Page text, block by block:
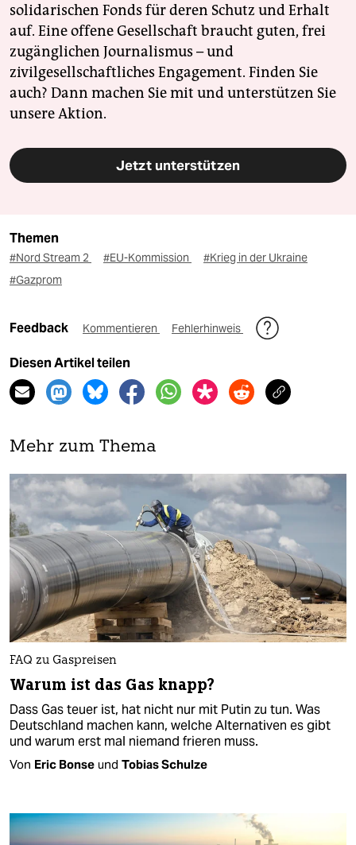
solidarischen Fonds für deren Schutz und Erhalt
auf. Eine offene Gesellschaft braucht guten, frei
zugänglichen Journalismus – und
zivilgesellschaftliches Engagement. Finden Sie
auch? Dann machen Sie mit und unterstützen Sie
unsere Aktion.
Jetzt unterstützen
Themen
#Nord Stream 2 #EU-Kommission
#Krieg in der Ukraine
#Gazprom
Feedback Kommentieren Fehlerhinweis
Diesen Artikel teilen
Mehr zum Thema
FAQ zu Gaspreisen
Warum ist das Gas knapp?
Dass Gas teuer ist, hat nicht nur mit Putin zu tun. Was
Deutschland machen kann, welche Alternativen es gibt
und warum erst mal niemand frieren muss.
Von Eric Bonse und Tobias Schulze